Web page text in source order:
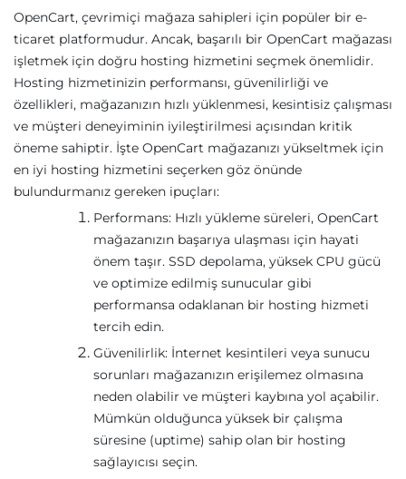
OpenCart, çevrimiçi mağaza sahipleri için popüler bir e-
ticaret platformudur. Ancak, başarılı bir OpenCart mağazası
işletmek için doğru hosting hizmetini seçmek önemlidir.
Hosting hizmetinizin performansı, güvenilirliği ve
özellikleri, mağazanızın hızlı yüklenmesi, kesintisiz çalışması
ve müşteri deneyiminin iyileştirilmesi açısından kritik
öneme sahiptir. İşte OpenCart mağazanızı yükseltmek için
en iyi hosting hizmetini seçerken göz önünde
bulundurmanız gereken ipuçları:
Performans: Hızlı yükleme süreleri, OpenCart
mağazanızın başarıya ulaşması için hayati
önem taşır. SSD depolama, yüksek CPU gücü
ve optimize edilmiş sunucular gibi
performansa odaklanan bir hosting hizmeti
tercih edin.
Güvenilirlik: İnternet kesintileri veya sunucu
sorunları mağazanızın erişilemez olmasına
neden olabilir ve müşteri kaybına yol açabilir.
Mümkün olduğunca yüksek bir çalışma
süresine (uptime) sahip olan bir hosting
sağlayıcısı seçin.